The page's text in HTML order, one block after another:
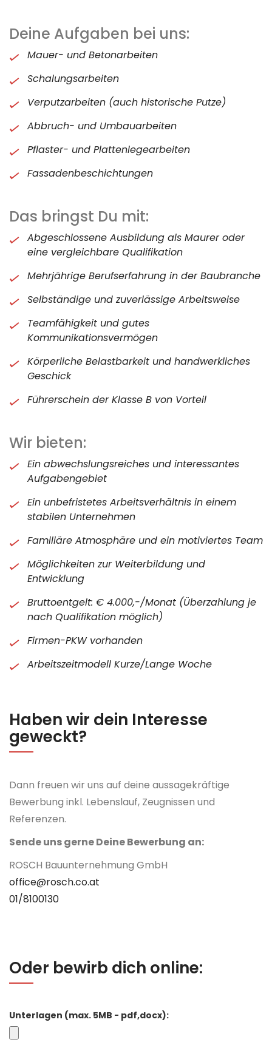
Deine Aufgaben bei uns:
Mauer- und Betonarbeiten
Schalungsarbeiten
Verputzarbeiten (auch historische Putze)
Abbruch- und Umbauarbeiten
Pflaster- und Plattenlegearbeiten
Fassadenbeschichtungen
Das bringst Du mit:
Abgeschlossene Ausbildung als Maurer oder
eine vergleichbare Qualifikation
Mehrjährige Berufserfahrung in der Baubranche
Selbständige und zuverlässige Arbeitsweise
Teamfähigkeit und gutes
Kommunikationsvermögen
Körperliche Belastbarkeit und handwerkliches
Geschick
Führerschein der Klasse B von Vorteil
Wir bieten:
Ein abwechslungsreiches und interessantes
Aufgabengebiet
Ein unbefristetes Arbeitsverhältnis in einem
stabilen Unternehmen
Familiäre Atmosphäre und ein motiviertes Team
Möglichkeiten zur Weiterbildung und
Entwicklung
Bruttoentgelt: € 4.000,-/Monat (Überzahlung je
nach Qualifikation möglich)
Firmen-PKW vorhanden
Arbeitszeitmodell Kurze/Lange Woche
Haben wir dein Interesse
geweckt?
Dann freuen wir uns auf deine aussagekräftige
Bewerbung inkl. Lebenslauf, Zeugnissen und
Referenzen.
Sende uns gerne Deine Bewerbung an:
ROSCH Bauunternehmung GmbH
office@rosch.co.at
01/8100130
Oder bewirb dich online:
Unterlagen (max. 5MB - pdf,docx):